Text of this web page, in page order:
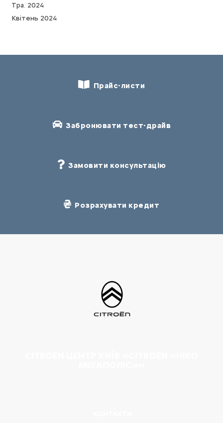
Тра. 2024
Квітень 2024
Прайс-листи
Забронювати тест-драйв
Замовити консультацію
Розрахувати кредит